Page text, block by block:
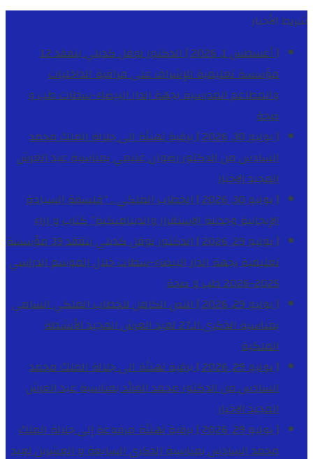
شريط الأخبار
[ أغسطس 1, 2026 ]
الدكتور نوفل كديلي يتفقد 12
مؤسسة تعليمية للإشراف على مراقبة الداخليات
والمطاعم المدرسية بجهة الدار البيضاء-سطاتطب و
صحة
[ يوليو 30, 2026 ]
برقية تهنئة الى جلالة الملك محمد
السادس من الدكتور رضوان غنيمي بمناسبة عيد العرش
المجيدالاخبار
[ يوليو 30, 2026 ]
الخطاب الملكي .. “فلسفة السيادة
الإيجابية وجدلية الاستقرار والديناميكية”كتاب و اراء
[ يوليو 29, 2026 ]
الدكتور نوفل كديلي يتفقد 39 مؤسسة
تعليمية بجهة الدار البيضاء-سطات خلال الموسم الدراسي
2025-2026
طب و صحة
[ يوليو 29, 2026 ]
النص الكامل للخطاب الملكي السامي
بمناسبة الذكرى الـ27 لعيد العرش المجيد
الأنشطة
الملكية
[ يوليو 29, 2026 ]
برقية تهنئة الى جلالة الملك محمد
السادس من الدكتور محمد الفائد بمناسبة عيد العرش
المجيدالاخبار
[ يوليو 29, 2026 ]
برقية تهنئة مرفوعة إلى جلالة الملك
محمد السادس بمناسبة الذكرى السابعة و العشرين لعيد